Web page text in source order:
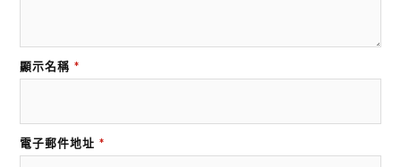
顯示名稱 *
電子郵件地址 *